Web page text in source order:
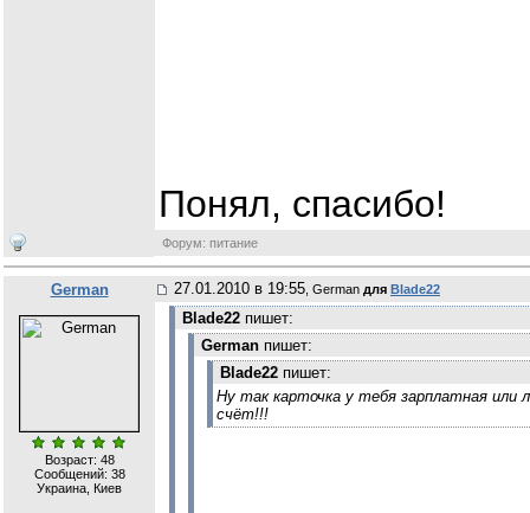
Понял, спасибо!
Форум: питание
German 27.01.2010 в 19:55 , German для Blade22
Возраст: 48
Сообщений: 38
Украина, Киев
Blade22пишет:
German пишет:
Blade22 пишет:
Ну так карточка у тебя зарплатная
счёт!!!